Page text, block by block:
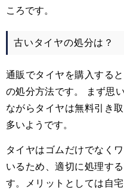
ころです。
古いタイヤの処分は？
通販でタイヤを購入する
の処分方法です。 まず思
ながらタイヤは無料引き
多いようです。
タイヤはゴムだけでなく
いるため、適切に処理す
す。メリットとしては自